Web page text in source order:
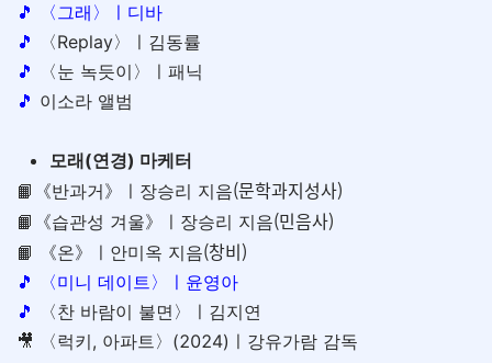
🎵 〈그래〉
ㅣ디바
🎵
〈Replay〉ㅣ김동률
🎵
〈눈 녹듯이〉ㅣ패닉
🎵 이소라 앨범
모래(연경) 마케터
📙《반과거》ㅣ장승리 지음(문학과지성사)
📙《습관성 겨울》ㅣ장승리 지음(민음사)
📙 《온》ㅣ안미옥 지음(창비)
🎵
〈미니 데이트〉ㅣ윤영아
🎵
〈찬 바람이 불면〉ㅣ김지연
🎥 〈럭키, 아파트〉(2024)ㅣ강유가람 감독